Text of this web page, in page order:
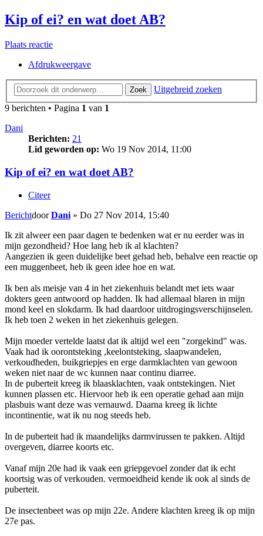
Kip of ei? en wat doet AB?
Plaats reactie
Afdrukweergave
Zoek
Uitgebreid zoeken
9 berichten • Pagina 1 van 1
Dani
Berichten: 21
Lid geworden op: Wo 19 Nov 2014, 11:00
Kip of ei? en wat doet AB?
Citeer
BerichtdoorDani » Do 27 Nov 2014, 15:40
Ik zit alweer een paar dagen te bedenken wat er nu eerder was in
mijn gezondheid? Hoe lang heb ik al klachten?
Aangezien ik geen duidelijke beet gehad heb, behalve een reactie op
een muggenbeet, heb ik geen idee hoe en wat.
Ik ben als meisje van 4 in het ziekenhuis belandt met iets waar
dokters geen antwoord op hadden. Ik had allemaal blaren in mijn
mond keel en slokdarm. Ik had daardoor uitdrogingsverschijnselen.
Ik heb toen 2 weken in het ziekenhuis gelegen.
Mijn moeder vertelde laatst dat ik altijd wel een "zorgekind" was.
Vaak had ik oorontsteking ,keelontsteking, slaapwandelen,
verkoudheden, buikgriepjes en erge darmklachten van gewoon
weken niet naar de wc kunnen naar continu diarree.
In de puberteit kreeg ik blaasklachten, vaak ontstekingen. Niet
kunnen plassen etc. Hiervoor heb ik een operatie gehad aan mijn
plasbuis want deze was vernauwd. Daarna kreeg ik lichte
incontinentie, wat ik nu nog steeds heb.
In de puberteit had ik maandelijks darmvirussen te pakken. Altijd
overgeven, diarree koorts etc.
Vanaf mijn 20e had ik vaak een griepgevoel zonder dat ik echt
koortsig was of verkouden. vermoeidheid kende ik ook al sinds de
puberteit.
De insectenbeet was op mijn 22e. Andere klachten kreeg ik op mijn
27e pas.